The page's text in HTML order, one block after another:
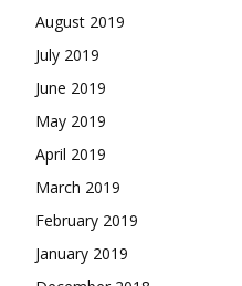
August 2019
July 2019
June 2019
May 2019
April 2019
March 2019
February 2019
January 2019